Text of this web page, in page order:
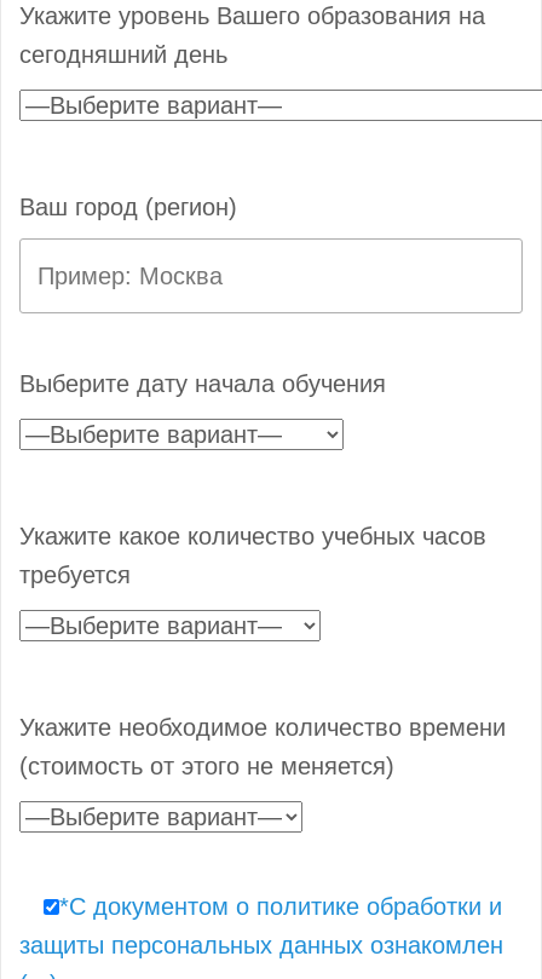
Укажите уровень Вашего образования на
сегодняшний день
Ваш город (регион)
Выберите дату начала обучения
Укажите какое количество учебных часов
требуется
Укажите необходимое количество времени
(стоимость от этого не меняется)
*С документом о политике обработки и
защиты персональных данных ознакомлен